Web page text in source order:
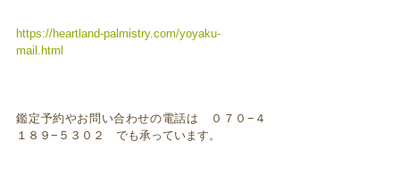
https://heartland-palmistry.com/yoyaku-
mail.html
鑑定予約やお問い合わせの電話は ０７０−４
１８９−５３０２ でも承っています。